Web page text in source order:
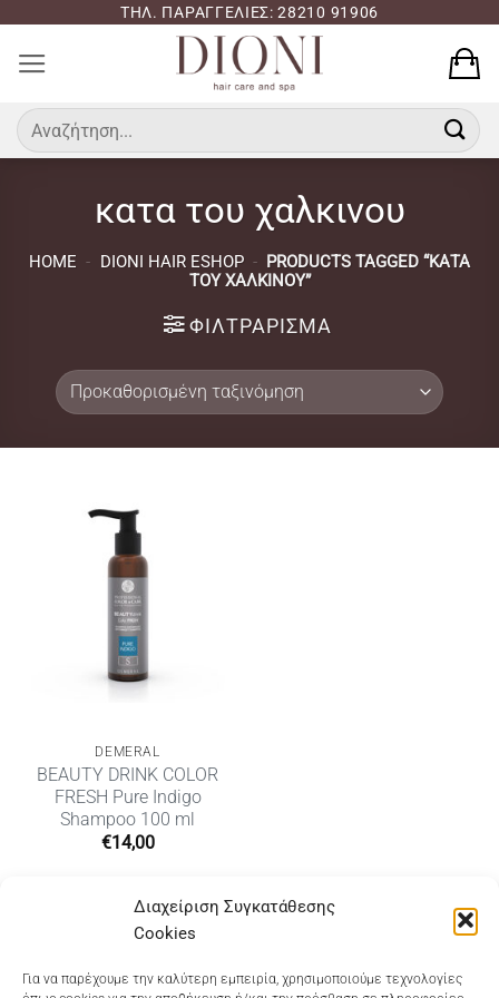
Διαχείριση Συγκατάθεσης
Cookies
Για να παρέχουμε την καλύτερη εμπειρία, χρησιμοποιούμε τεχνολογίες
περιεχόμενο
ΤΗΛ. ΠΑΡΑΓΓΕΛΙΕΣ: 28210 91906
Αναζήτηση
για:
κατα του χαλκινου
HOME - DIONI HAIR ESHOP - PRODUCTS TAGGED “ΚΑΤΑ
ΤΟΥ ΧΑΛΚΙΝΟΥ”
ΦΙΛΤΡΆΡΙΣΜΑ
DEMERAL
BEAUTY DRINK COLOR
FRESH Pure Indigo
Shampoo 100 ml
€14,00
Dioni Hair Care, Ζυμβρακάκηδων 33, τηλ 28210